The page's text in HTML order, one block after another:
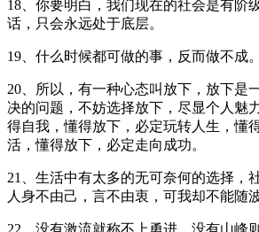
18、你要明白，我们现在的社会是有阶
话，只会永远处于底层。
19、什么时候都可做的事，反而做不成。
20、所以，有一种心态叫放下，放下是
决的问题，不妨选择放下，尽显个人魅
得自我，懂得放下，必定玩转人生，懂
活，懂得放下，必定走向成功。
21、生活中有太多的无可奈何的选择，
人身不由己，言不由衷，可我却不能随
22、没有激流就称不上勇进，没有山峰